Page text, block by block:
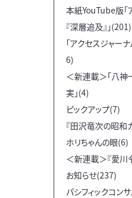
本紙YouTube版「
『深層追及』」(201)
「アクセスジャー
6)
＜新連載＞「八
実」(4)
ピックアップ(7)
『田沢竜次の昭和
ホリちゃんの眼(6)
＜新連載＞『愛川
お知らせ(237)
パシフィックコン